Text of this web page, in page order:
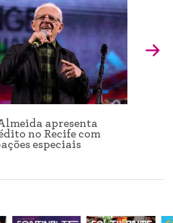
apresenta
no Recife com
especiais